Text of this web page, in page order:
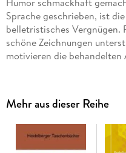
Sprache geschrieben, ist
belletristisches Vergnügen.
schöne Zeichnungen
motivieren die behandelten
Wiss. Zeitschrift der TU
Mehr aus dieser Reihe